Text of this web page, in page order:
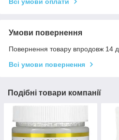
Всі умови оплати
Умови повернення
Повернення товару впродовж 14
Всі умови повернення
Подібні товари компанії